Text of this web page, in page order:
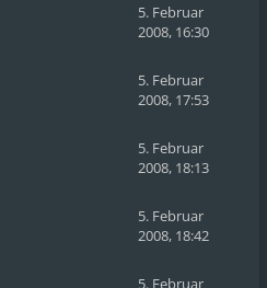
5. Februar
2008, 16:30
5. Februar
2008, 17:53
5. Februar
2008, 18:13
5. Februar
2008, 18:42
5. Februar